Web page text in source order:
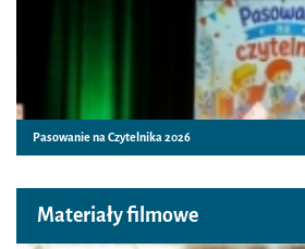
Pasowanie na Czytelnika 2026
Materiały filmowe